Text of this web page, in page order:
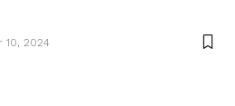
10, 2024